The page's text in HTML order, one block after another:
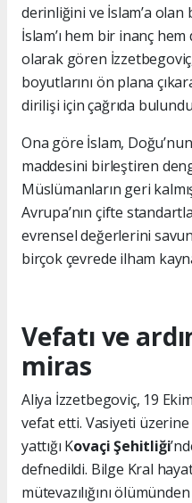
derinliğini ve İslam’a olan
İslam’ı hem bir inanç
olarak gören
boyutlarını ön plana
dirilişi için çağrıda
Ona göre İslam,
maddesini birleştiren
Müslümanların geri
Avrupa’nın çifte
evrensel değerlerini
birçok çevrede ilham
Vefatı ve
miras
Aliya İzzetbegoviç, 19
vefat etti. Vasiyeti üzerine
yattığı Kovaçi Şehitliği
defnedildi. Bilge Kral
mütevazılığını